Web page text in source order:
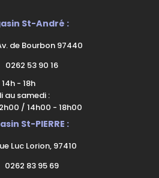
St-André :
de Bourbon 97440
0262 53 90 16
- 18h
au samedi :
/ 14h00 - 18h00
St-PIERRE :
Luc Lorion, 97410
0262 83 95 69